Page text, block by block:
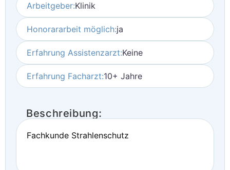
Arbeitgeber:Klinik
Honorararbeit möglich:ja
Erfahrung Assistenzarzt:Keine
Erfahrung Facharzt:10+ Jahre
Beschreibung:
Fachkunde Strahlenschutz